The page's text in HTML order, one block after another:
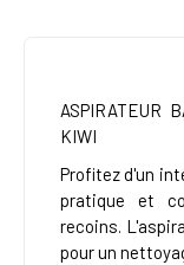
ASPIRATEUR
KIWI
Profitez d'un
pratique et
recoins.
pour un